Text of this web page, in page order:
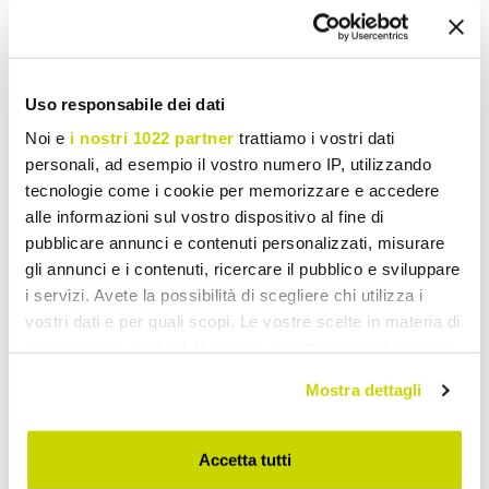
Uso responsabile dei dati
Noi e i nostri 1022 partner trattiamo i vostri dati
personali, ad esempio il vostro numero IP, utilizzando
tecnologie come i cookie per memorizzare e accedere
alle informazioni sul vostro dispositivo al fine di
pubblicare annunci e contenuti personalizzati, misurare
gli annunci e i contenuti, ricercare il pubblico e sviluppare
i servizi. Avete la possibilità di scegliere chi utilizza i
vostri dati e per quali scopi. Le vostre scelte in materia di
modificare o revocare il proprio consenso in qualsiasi
momento dalla Dichiarazione sui cookie o facendo clic
sull'icona di attivazione della privacy.
Mostra dettagli
Accetta tutti
Lumini de Perete Grădină